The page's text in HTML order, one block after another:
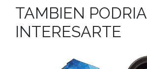
TAMBIEN PODRIA
INTERESARTE